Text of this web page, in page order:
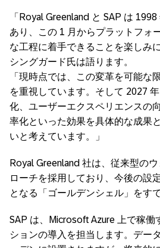
「 Royal Greenland と SAP は 1998
あり、この 1 月からプラットフォ
な工程に着手できることを楽しみ
シングガード氏は語ります。
「現時点では、この変革を可能な
を重視しています。そして 2027
化、ユーザーエクスペリエンスの
率化といった効果を具体的な成果
いと考えています。」
Royal Greenland 社は、従来型の
ローチを採用しており、今後の設
となる「ゴールデンシェル」をす
SAP は、 Microsoft Azure 上で稼働
ションの導入を担当します。デー